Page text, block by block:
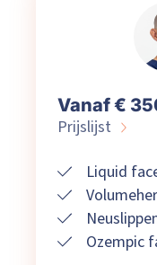
Vanaf €
Prijslijst
Liquid
Ozempic